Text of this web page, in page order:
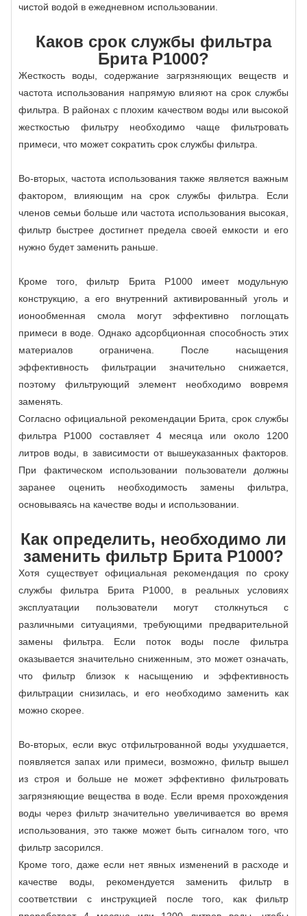
чистой водой в ежедневном использовании.
Каков срок службы фильтра
Брита P1000?
Жесткость воды, содержание загрязняющих веществ и
частота использования напрямую влияют на срок службы
фильтра. В районах с плохим качеством воды или высокой
жесткостью фильтру необходимо чаще фильтровать
примеси, что может сократить срок службы фильтра.
Во-вторых, частота использования также является важным
фактором, влияющим на срок службы фильтра. Если
членов семьи больше или частота использования высокая,
фильтр быстрее достигнет предела своей емкости и его
нужно будет заменить раньше.
Кроме того, фильтр Брита P1000 имеет модульную
конструкцию, а его внутренний активированный уголь и
ионообменная смола могут эффективно поглощать
примеси в воде. Однако адсорбционная способность этих
материалов ограничена. После насыщения
эффективность фильтрации значительно снижается,
поэтому фильтрующий элемент необходимо вовремя
заменять.
Согласно официальной рекомендации Брита, срок службы
фильтра P1000 составляет 4 месяца или около 1200
литров воды, в зависимости от вышеуказанных факторов.
При фактическом использовании пользователи должны
заранее оценить необходимость замены фильтра,
основываясь на качестве воды и использовании.
Как определить, необходимо ли
заменить фильтр Брита P1000?
Хотя существует официальная рекомендация по сроку
службы фильтра Брита P1000, в реальных условиях
эксплуатации пользователи могут столкнуться с
различными ситуациями, требующими предварительной
замены фильтра. Если поток воды после фильтра
оказывается значительно сниженным, это может означать,
что фильтр близок к насыщению и эффективность
фильтрации снизилась, и его необходимо заменить как
можно скорее.
Во-вторых, если вкус отфильтрованной воды ухудшается,
появляется запах или примеси, возможно, фильтр вышел
из строя и больше не может эффективно фильтровать
загрязняющие вещества в воде. Если время прохождения
воды через фильтр значительно увеличивается во время
использования, это также может быть сигналом того, что
фильтр засорился.
Кроме того, даже если нет явных изменений в расходе и
качестве воды, рекомендуется заменить фильтр в
соответствии с инструкцией после того, как фильтр